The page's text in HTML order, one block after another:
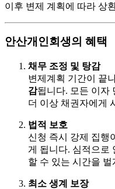
이후 변제 계획에 따라 상
안산개인회생의 혜택
채무 조정 및 탕감
변제계획 기간이 끝
감됩니다. 모든 이자
더 이상 채권자에게
법적 보호
신청 즉시 강제 집행
게 됩니다. 심적으로
할 수 있는 시간을 벌
최소 생계 보장